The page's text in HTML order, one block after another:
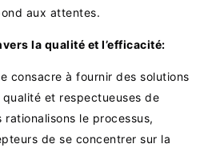
aux attentes.
la qualité et l’efficacité:
consacre à fournir des solutions
et respectueuses de
rationalisons le processus,
de se concentrer sur la